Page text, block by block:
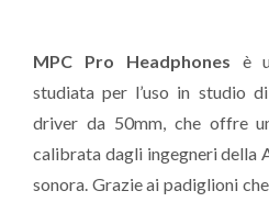
MPC Pro Headphones è
studiata per l’uso in studio
driver da 50mm, che offre
calibrata dagli ingegneri della
sonora. Grazie ai padiglioni